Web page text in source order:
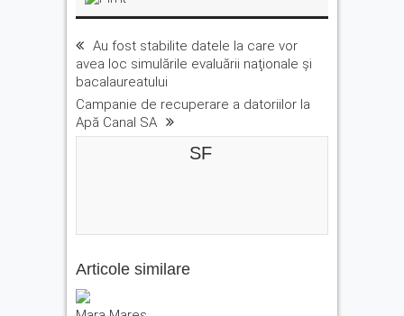
Au fost stabilite datele la care vor
avea loc simulările evaluării naţionale şi
bacalaureatului
Campanie de recuperare a datoriilor la
Apă Canal SA
SF
Articole similare